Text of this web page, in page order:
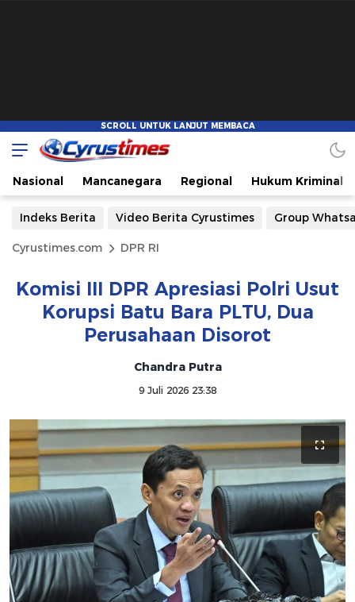
Nasional Mancanegara Regional Hukum Kriminal
Indeks Berita Video Berita Cyrustimes Group
Cyrustimes.com DPR RI
Komisi III DPR Apresiasi Polri Usut
Korupsi Batu Bara PLTU, Dua
Perusahaan Disorot
Chandra Putra
9 Juli 2026 23:38